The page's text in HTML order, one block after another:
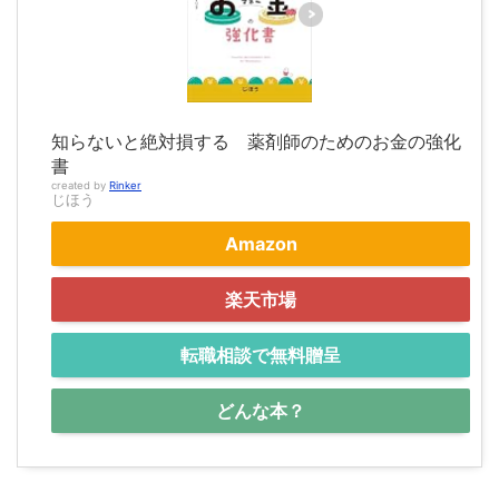
知らないと絶対損する 薬剤師のためのお金の強化
書
created by Rinker
じほう
Amazon
楽天市場
転職相談で無料贈呈
どんな本？